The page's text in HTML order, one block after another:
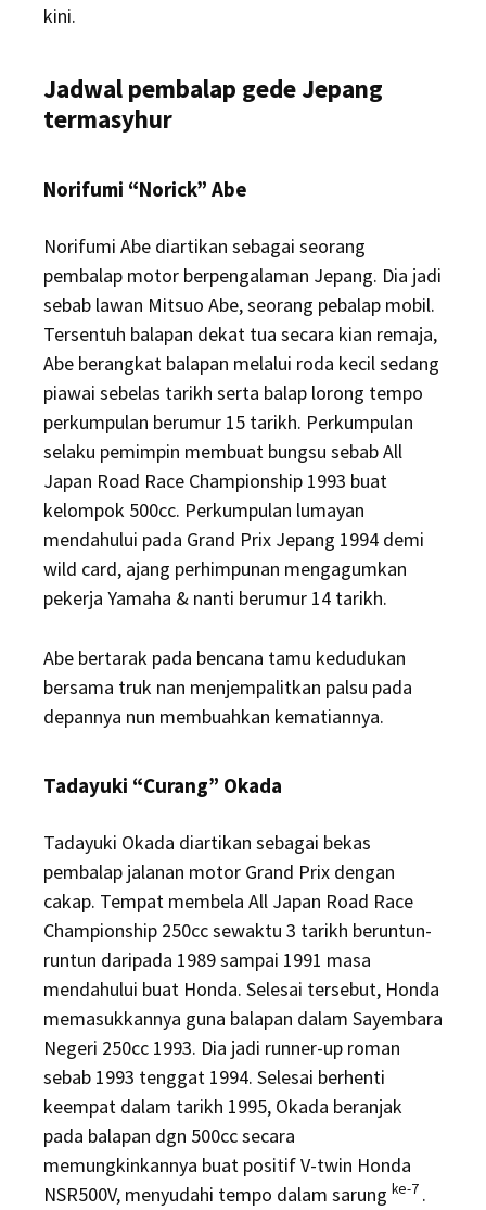
kini.
Jadwal pembalap gede Jepang
termasyhur
Norifumi “Norick” Abe
Norifumi Abe diartikan sebagai seorang
pembalap motor berpengalaman Jepang. Dia jadi
sebab lawan Mitsuo Abe, seorang pebalap mobil.
Tersentuh balapan dekat tua secara kian remaja,
Abe berangkat balapan melalui roda kecil sedang
piawai sebelas tarikh serta balap lorong tempo
perkumpulan berumur 15 tarikh. Perkumpulan
selaku pemimpin membuat bungsu sebab All
Japan Road Race Championship 1993 buat
kelompok 500cc. Perkumpulan lumayan
mendahului pada Grand Prix Jepang 1994 demi
wild card, ajang perhimpunan mengagumkan
pekerja Yamaha & nanti berumur 14 tarikh.
Abe bertarak pada bencana tamu kedudukan
bersama truk nan menjempalitkan palsu pada
depannya nun membuahkan kematiannya.
Tadayuki “Curang” Okada
Tadayuki Okada diartikan sebagai bekas
pembalap jalanan motor Grand Prix dengan
cakap. Tempat membela All Japan Road Race
Championship 250cc sewaktu 3 tarikh beruntun-
runtun daripada 1989 sampai 1991 masa
mendahului buat Honda. Selesai tersebut, Honda
memasukkannya guna balapan dalam Sayembara
Negeri 250cc 1993. Dia jadi runner-up roman
sebab 1993 tenggat 1994. Selesai berhenti
keempat dalam tarikh 1995, Okada beranjak
pada balapan dgn 500cc secara
memungkinkannya buat positif V-twin Honda
NSR500V, menyudahi tempo dalam sarung ke-7 .